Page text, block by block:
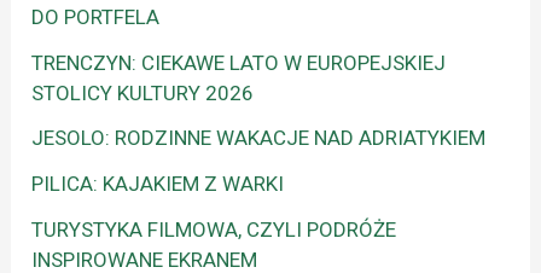
DO PORTFELA
TRENCZYN: CIEKAWE LATO W EUROPEJSKIEJ
STOLICY KULTURY 2026
JESOLO: RODZINNE WAKACJE NAD ADRIATYKIEM
PILICA: KAJAKIEM Z WARKI
TURYSTYKA FILMOWA, CZYLI PODRÓŻE
INSPIROWANE EKRANEM